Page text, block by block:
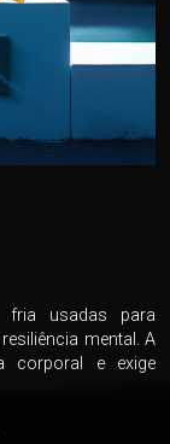
fria usadas para
mental. A
corporal e exige